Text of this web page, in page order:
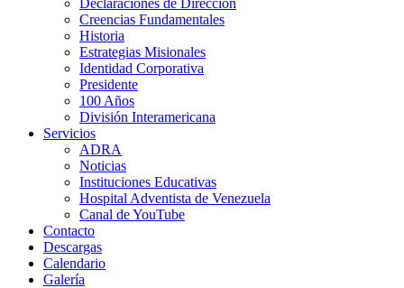
Creencias Fundamentales
Historia
Estrategias Misionales
Identidad Corporativa
Presidente
100 Años
División Interamericana
Servicios
ADRA
Noticias
Instituciones Educativas
Hospital Adventista de Venezuela
Canal de YouTube
Contacto
Descargas
Calendario
Galería